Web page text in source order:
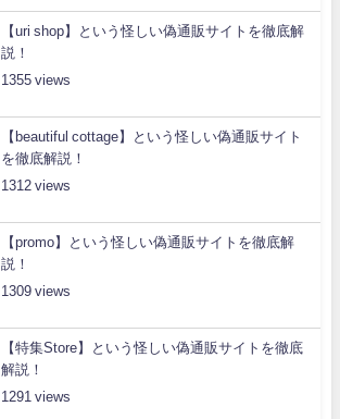
【uri shop】という怪しい偽通販サイトを徹底解
説！
1355
【beautiful cottage】という怪しい偽通販サイト
を徹底解説！
1312
【promo】という怪しい偽通販サイトを徹底解
説！
1309
【特集Store】という怪しい偽通販サイトを徹底
解説！
1291